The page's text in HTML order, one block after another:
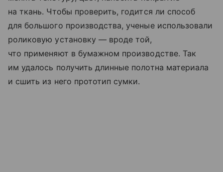
на ткань. Чтобы проверить, годится ли способ
для большого производства, ученые использовали
роликовую установку — вроде той,
что применяют в бумажном производстве. Так
им удалось получить длинные полотна материала
и сшить из него прототип сумки.